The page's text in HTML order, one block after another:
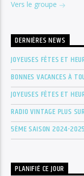
Vers le groupe
DERNIÈRES NEWS
JOYEUSES FÊTES ET
BONNES VACANCES À
JOYEUSES FÊTES ET
RADIO VINTAGE PLUS
5ÈME SAISON 2024-2025
PLANIFIÉ CE JOUR